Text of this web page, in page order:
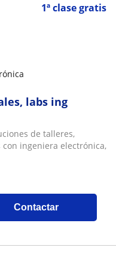
1ª clase gratis
labs ing
de talleres,
ingeniera electrónica,
Contactar